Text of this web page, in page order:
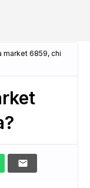
market 6859, chi